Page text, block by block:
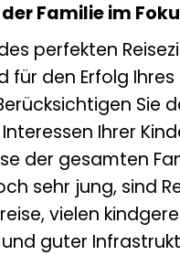
Familie im
perfekten
für den Erfolg Ihres
Sie
Ihrer
der gesamten
sehr jung, sind
vielen
guter